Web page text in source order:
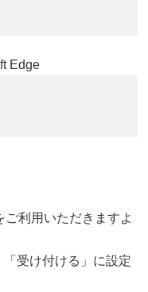
Edge
利用いただきますよ
受け付ける」に設定